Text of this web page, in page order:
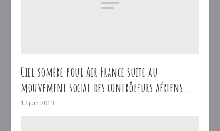
Ciel sombre pour Air France suite au
mouvement social des contrôleurs aériens …
12 juin 2013